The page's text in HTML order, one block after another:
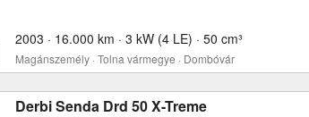
2003 · 16.000 km · 3 kW (4 LE) · 50 cm³
Magánszemély · Tolna vármegye · Dombóvár
Derbi Senda Drd 50 X-Treme